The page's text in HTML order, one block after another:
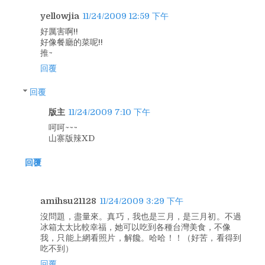
yellowjia 11/24/2009 12:59 下午
好厲害啊!!
好像餐廳的菜呢!!
推~
回覆
回覆
版主 11/24/2009 7:10 下午
呵呵~~~
山寨版辣XD
回覆
amihsu21128 11/24/2009 3:29 下午
沒問題，盡量來。真巧，我也是三月，是三月初。不過
冰箱太太比較幸福，她可以吃到各種台灣美食，不像
我，只能上網看照片，解饞。哈哈！！（好苦，看得到
吃不到）